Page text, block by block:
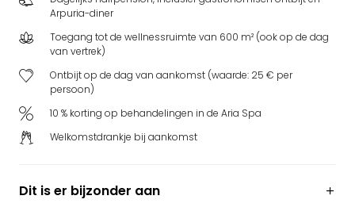
Arpuria-diner
Toegang tot de wellnessruimte van 600 m² (ook op de dag
van vertrek)
Ontbijt op de dag van aankomst (waarde: 25 € per
persoon)
10 % korting op behandelingen in de Aria Spa
Welkomstdrankje bij aankomst
Dit is er bijzonder aan